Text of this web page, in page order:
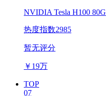
NVIDIA Tesla H100 80G
热度指数2985
暂无评分
￥ 19万
TOP
07